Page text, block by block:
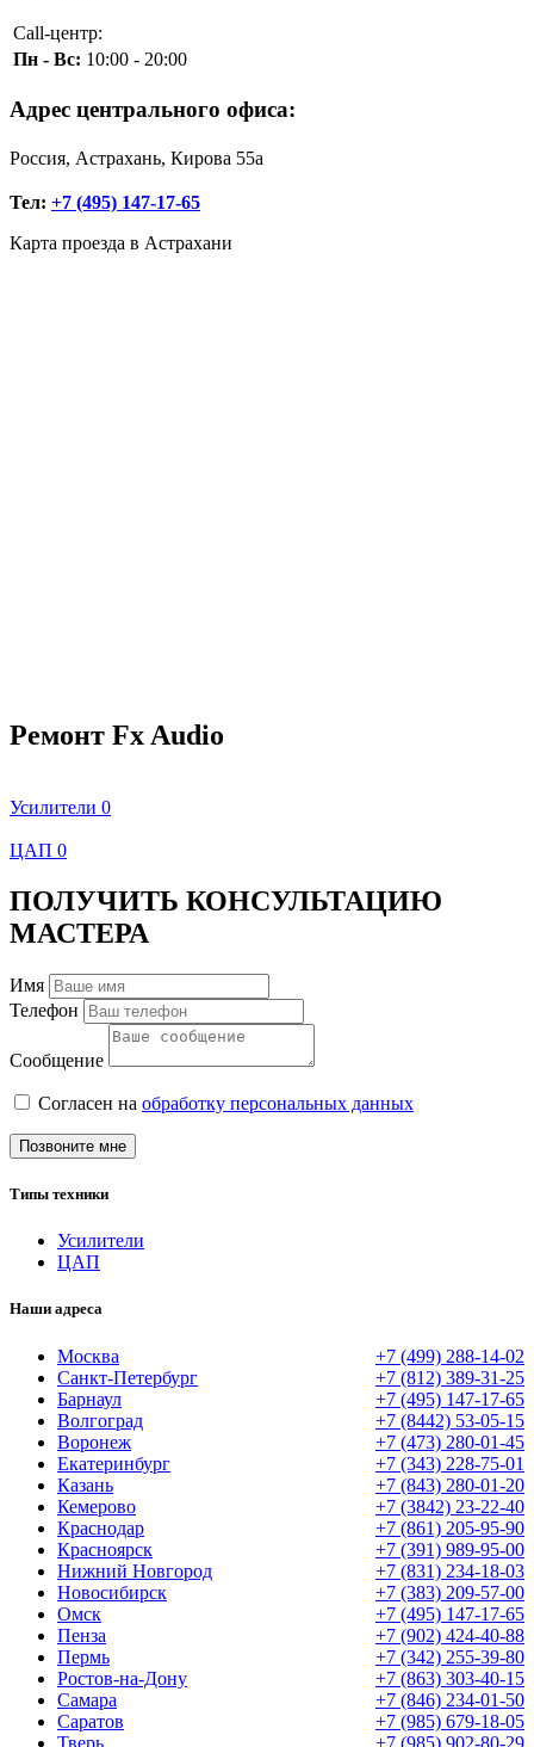
Call-центр:
Пн - Вс: 10:00 - 20:00
Адрес центрального офиса:
Россия, Астрахань, Кирова 55а
Тел: +7 (495) 147-17-65
Карта проезда в Астрахани
Ремонт Fx Audio
Усилители 0
ЦАП 0
ПОЛУЧИТЬ КОНСУЛЬТАЦИЮ
МАСТЕРА
Имя
Телефон
Сообщение
Согласен на обработку персональных данных
Позвоните мне
Типы техники
Усилители
ЦАП
Наши адреса
Москва
+7 (499) 288-14-02
Санкт-Петербург
+7 (812) 389-31-25
Барнаул
+7 (495) 147-17-65
Волгоград
+7 (8442) 53-05-15
Воронеж
+7 (473) 280-01-45
Екатеринбург
+7 (343) 228-75-01
Казань
+7 (843) 280-01-20
Кемерово
+7 (3842) 23-22-40
Краснодар
+7 (861) 205-95-90
Красноярск
+7 (391) 989-95-00
Нижний Новгород
+7 (831) 234-18-03
Новосибирск
+7 (383) 209-57-00
Омск
+7 (495) 147-17-65
Пенза
+7 (902) 424-40-88
Пермь
+7 (342) 255-39-80
Ростов-на-Дону
+7 (863) 303-40-15
Самара
+7 (846) 234-01-50
Саратов
+7 (985) 679-18-05
Тверь
+7 (985) 902-80-29